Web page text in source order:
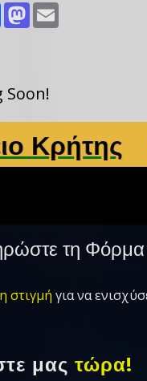
FacebookMastodon
Soon!
τη Φόρμα
στιγμή για να
μας τώρα!